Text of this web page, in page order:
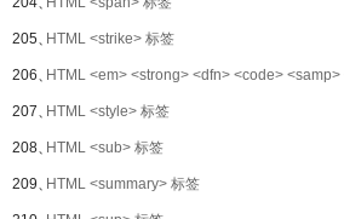
205、HTML <strike> 标签
206、HTML <em> <strong> <dfn> <code>
207、HTML <style> 标签
208、HTML <sub> 标签
209、HTML <summary> 标签